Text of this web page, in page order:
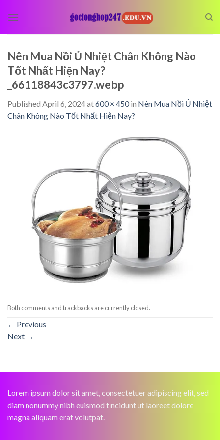
Nên Mua Nồi Ủ Nhiệt Chân Không Nào
Tốt Nhất Hiện Nay?
_66118843c3797.webp
Published April 6, 2024at600 × 450in Nên Mua Nồi Ủ Nhiệt
Chân Không Nào Tốt Nhất Hiện Nay?
Both comments and trackbacks are currently closed.
← Previous
Next →
Lorem ipsum dolor sit amet, consectetuer adipiscing elit, sed
diam nonummy nibh euismod tincidunt ut laoreet dolore
magna aliquam erat volutpat.